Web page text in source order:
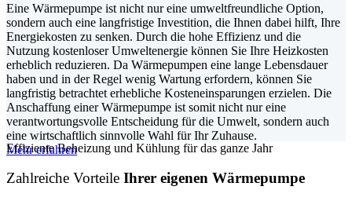
Eine Wärmepumpe ist nicht nur eine umweltfreundliche Option,
sondern auch eine langfristige Investition, die Ihnen dabei hilft, Ihre
Energiekosten zu senken. Durch die hohe Effizienz und die
Nutzung kostenloser Umweltenergie können Sie Ihre Heizkosten
erheblich reduzieren. Da Wärmepumpen eine lange Lebensdauer
haben und in der Regel wenig Wartung erfordern, können Sie
langfristig betrachtet erhebliche Kosteneinsparungen erzielen. Die
Anschaffung einer Wärmepumpe ist somit nicht nur eine
verantwortungsvolle Entscheidung für die Umwelt, sondern auch
eine wirtschaftlich sinnvolle Wahl für Ihr Zuhause.
Mehr erfahren
Effiziente Beheizung und Kühlung für das ganze Jahr
Zahlreiche Vorteile Ihrer eigenen Wärmepumpe